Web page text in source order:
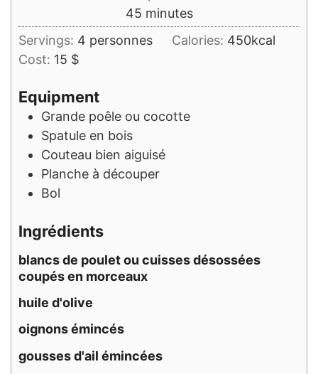
45minutes
minutes
Servings: 4 personnes Calories: 450kcal
Cost: 15 $
Equipment
Grande poêle ou cocotte
Spatule en bois
Couteau bien aiguisé
Planche à découper
Bol
Ingrédients
blancs de poulet ou cuisses désossées
coupés en morceaux
huile d'olive
oignons émincés
gousses d'ail émincées